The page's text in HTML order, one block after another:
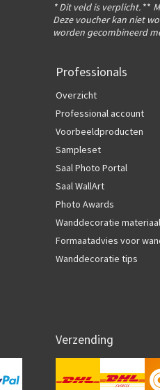
* Dit veld is verplicht. **
Deze voucher kan niet
worden gecombineerd
Professionals
Overzicht
Professional account
Voorbeeldproducten
Sampleset
Saal Photo Portal
Saal WallArt
Photo Awards
Wanddecoratie
Formaatadvies voor
Wanddecoratie tips
Verzending